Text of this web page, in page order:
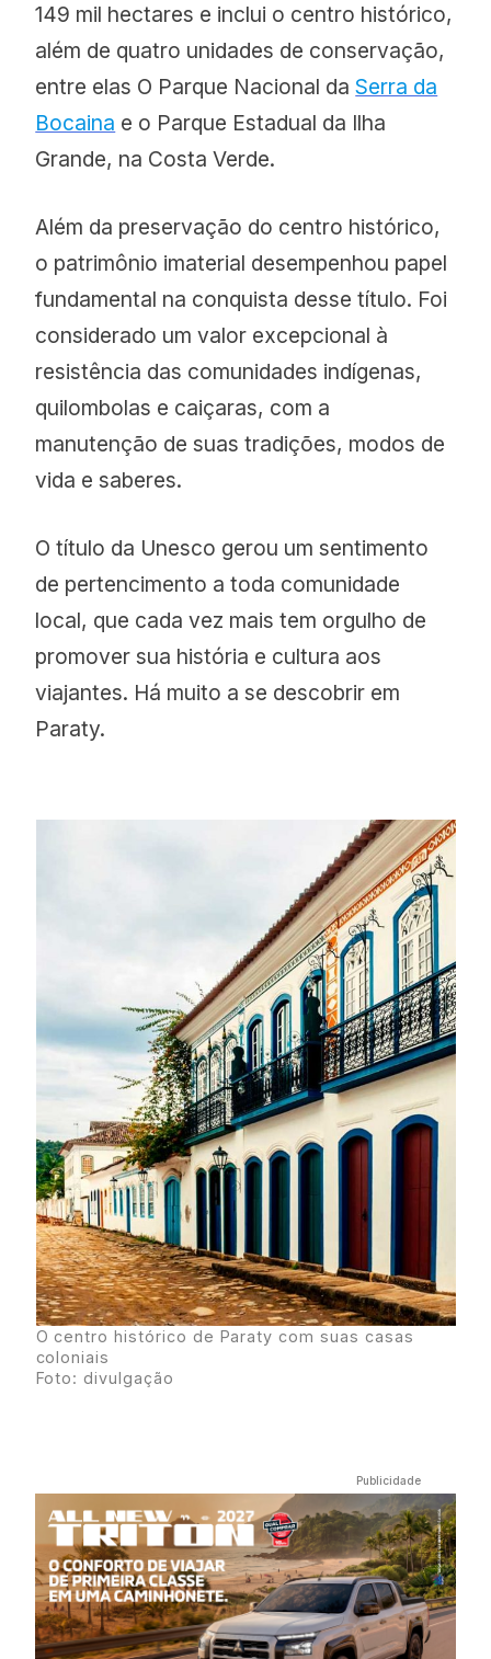
149 mil hectares e inclui o centro histórico,
além de quatro unidades de conservação,
entre elas O Parque Nacional daSerra da
Bocaina e o Parque Estadual da Ilha
Grande, na Costa Verde.
Além da preservação do centro histórico,
o patrimônio imaterial desempenhou papel
fundamental na conquista desse título. Foi
considerado um valor excepcional à
resistência das comunidades indígenas,
quilombolas e caiçaras, com a
manutenção de suas tradições, modos de
vida e saberes.
O título da Unesco gerou um sentimento
de pertencimento a toda comunidade
local, que cada vez mais tem orgulho de
promover sua história e cultura aos
viajantes. Há muito a se descobrir em
Paraty.
O centro histórico de Paraty com suas casas
coloniais
Foto: divulgação